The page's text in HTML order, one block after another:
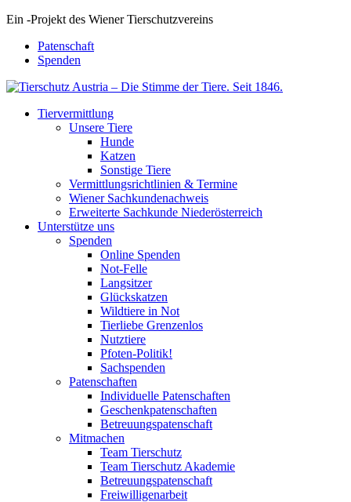
Ein -Projekt des Wiener Tierschutzvereins
Patenschaft
Spenden
Tiervermittlung
Unsere Tiere
Hunde
Katzen
Sonstige Tiere
Vermittlungsrichtlinien & Termine
Wiener Sachkundenachweis
Erweiterte Sachkunde Niederösterreich
Unterstütze uns
Spenden
Online Spenden
Not-Felle
Langsitzer
Glückskatzen
Wildtiere in Not
Tierliebe Grenzenlos
Nutztiere
Pfoten-Politik!
Sachspenden
Patenschaften
Individuelle Patenschaften
Geschenkpatenschaften
Betreuungspatenschaft
Mitmachen
Team Tierschutz
Team Tierschutz Akademie
Betreuungspatenschaft
Freiwilligenarbeit